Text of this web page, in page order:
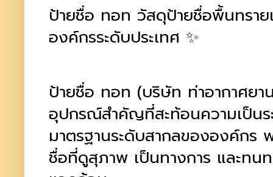
ป้ายชื่อ ทอท วัสดุป้ายชื่อพื้นทราย
องค์กรระดับประเทศ ✨
ป้ายชื่อ ทอท (บริษัท ท่าอากาศย
อุปกรณ์สำคัญที่สะท้อนความเป็นร
มาตรฐานระดับสากลขององค์ก
ชื่อที่ดูสุภาพ เป็นทางการ และทน